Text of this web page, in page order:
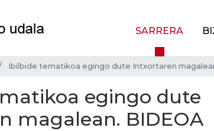
SARRERA
Ibilbide tematikoa egingo dute Intxortaren
egingo dute
magalean. BIDEOA